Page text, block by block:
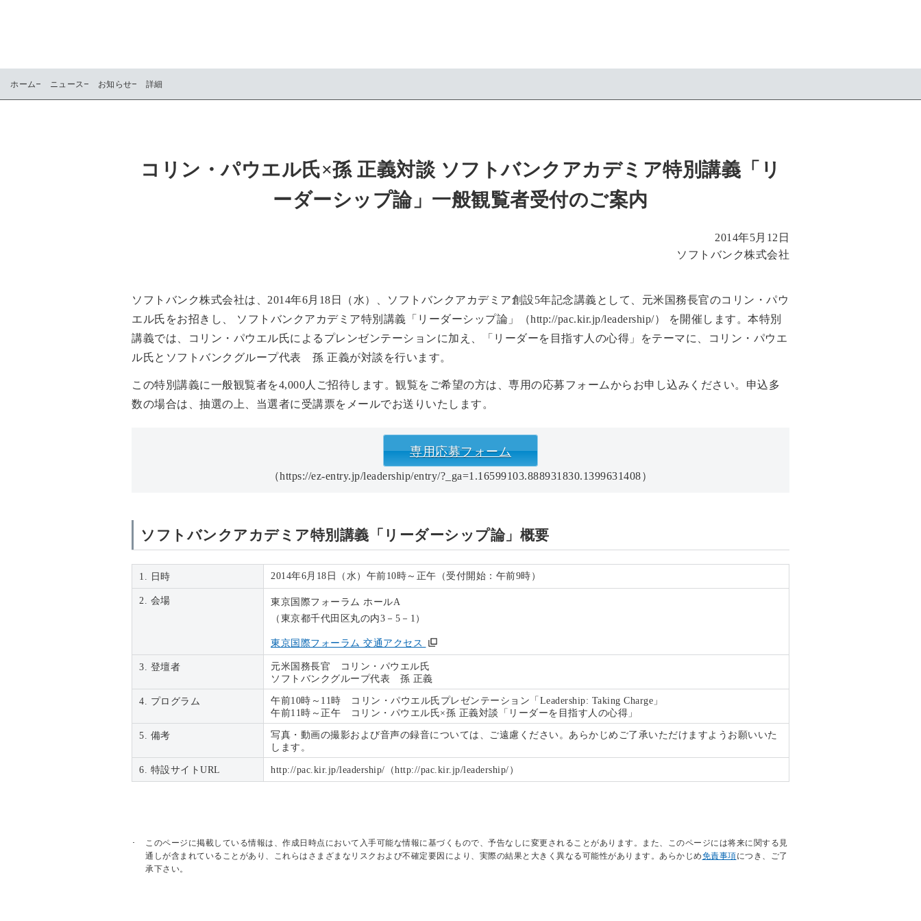
ホーム ニュース お知らせ 詳細
コリン・パウエル氏×孫 正義対談 ソフトバンクアカデミア特別講義「リ
ーダーシップ論」一般観覧者受付のご案内
2014年5月12日
ソフトバンク株式会社
ソフトバンク株式会社は、2014年6月18日（水）、ソフトバンクアカデミア創設5年記念講義として、元米国務長官のコリン・パウ
エル氏をお招きし、 ソフトバンクアカデミア特別講義「リーダーシップ論」（http://pac.kir.jp/leadership/） を開催します。本特別
講義では、コリン・パウエル氏によるプレンゼンテーションに加え、「リーダーを目指す人の心得」をテーマに、コリン・パウエ
ル氏とソフトバンクグループ代表 孫 正義が対談を行います。
この特別講義に一般観覧者を4,000人ご招待します。観覧をご希望の方は、専用の応募フォームからお申し込みください。申込多
数の場合は、抽選の上、当選者に受講票をメールでお送りいたします。
専用応募フォーム
（https://ez-entry.jp/leadership/entry/?_ga=1.16599103.888931830.1399631408）
ソフトバンクアカデミア特別講義「リーダーシップ論」概要
1. 日時 2014年6月18日（水）午前10時～正午（受付開始：午前9時）
2. 会場
東京国際フォーラム ホールA
（東京都千代田区丸の内3－5－1）
東京国際フォーラム 交通アクセス
3. 登壇者
元米国務長官 コリン・パウエル氏
ソフトバンクグループ代表 孫 正義
4. プログラム
午前10時～11時 コリン・パウエル氏プレゼンテーション「Leadership: Taking Charge」
午前11時～正午 コリン・パウエル氏×孫 正義対談「リーダーを目指す人の心得」
5. 備考
写真・動画の撮影および音声の録音については、ご遠慮ください。あらかじめご了承いただけますようお願いいた
します。
6. 特設サイトURL http://pac.kir.jp/leadership/（http://pac.kir.jp/leadership/）
このページに掲載している情報は、作成日時点において入手可能な情報に基づくもので、予告なしに変更されることがあります。また、このページには将来に関する見
通しが含まれていることがあり、これらはさまざまなリスクおよび不確定要因により、実際の結果と大きく異なる可能性があります。あらかじめ免責事項につき、ご了
承下さい。